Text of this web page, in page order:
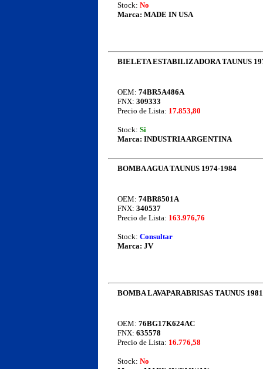
Stock: No
Marca: MADE IN USA
BIELETA ESTABILIZADORA TAUNUS
OEM: 74BR5A486A
FNX: 309333
Precio de Lista: 17.853,80
Stock: Si
Marca: INDUSTRIA ARGENTINA
BOMBA AGUA TAUNUS 1974-1984
OEM: 74BR8501A
FNX: 340537
Precio de Lista: 163.976,76
Stock: Consultar
Marca: JV
BOMBA LAVAPARABRISAS TAUNUS
OEM: 76BG17K624AC
FNX: 635578
Precio de Lista: 16.776,58
Stock: No